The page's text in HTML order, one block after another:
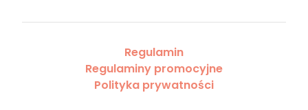
Regulamin
Regulaminy promocyjne
Polityka prywatności